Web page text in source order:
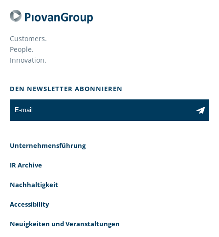
Customers.
People.
Innovation.
DEN NEWSLETTER ABONNIEREN
Unternehmensführung
IR Archive
Nachhaltigkeit
Accessibility
Neuigkeiten und Veranstaltungen